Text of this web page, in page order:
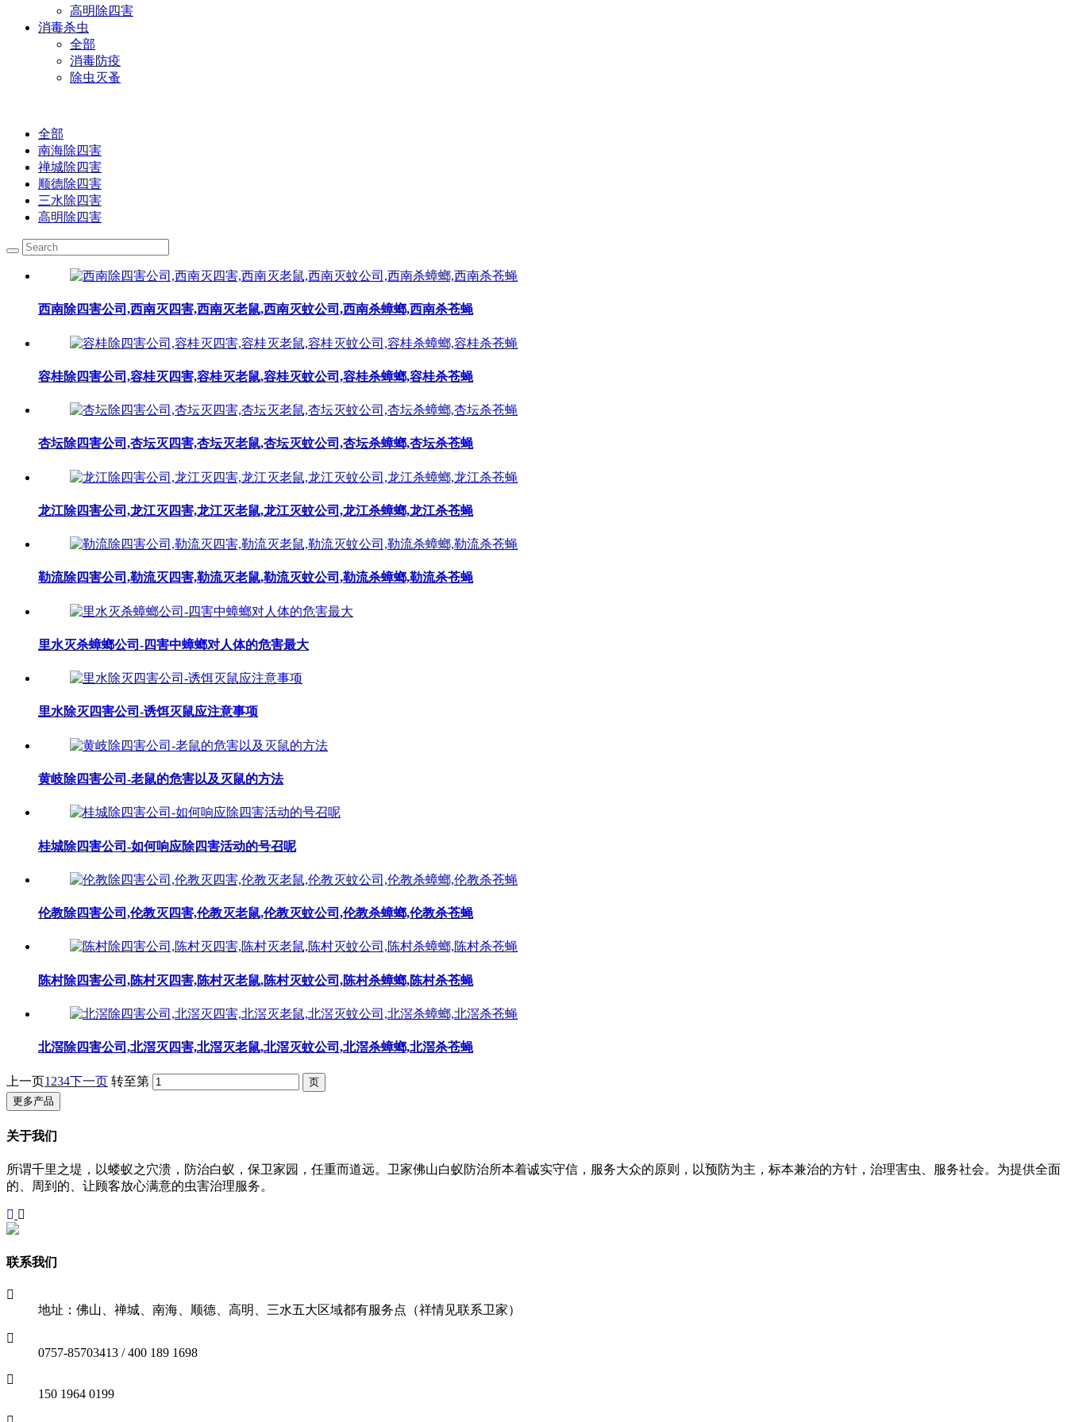
高明除四害
消毒杀虫
全部
消毒防疫
除虫灭蚤
全部
南海除四害
禅城除四害
顺德除四害
三水除四害
高明除四害
西南除四害公司,西南灭四害,西南灭老鼠,西南灭蚊公司,西南杀蟑螂,西南杀苍蝇
容桂除四害公司,容桂灭四害,容桂灭老鼠,容桂灭蚊公司,容桂杀蟑螂,容桂杀苍蝇
杏坛除四害公司,杏坛灭四害,杏坛灭老鼠,杏坛灭蚊公司,杏坛杀蟑螂,杏坛杀苍蝇
龙江除四害公司,龙江灭四害,龙江灭老鼠,龙江灭蚊公司,龙江杀蟑螂,龙江杀苍蝇
勒流除四害公司,勒流灭四害,勒流灭老鼠,勒流灭蚊公司,勒流杀蟑螂,勒流杀苍蝇
里水灭杀蟑螂公司-四害中蟑螂对人体的危害最大
里水除灭四害公司-诱饵灭鼠应注意事项
黄岐除四害公司-老鼠的危害以及灭鼠的方法
桂城除四害公司-如何响应除四害活动的号召呢
伦教除四害公司,伦教灭四害,伦教灭老鼠,伦教灭蚊公司,伦教杀蟑螂,伦教杀苍蝇
陈村除四害公司,陈村灭四害,陈村灭老鼠,陈村灭蚊公司,陈村杀蟑螂,陈村杀苍蝇
北滘除四害公司,北滘灭四害,北滘灭老鼠,北滘灭蚊公司,北滘杀蟑螂,北滘杀苍蝇
上一页1 234下一页 转至第
更多产品
关于我们
所谓千里之堤，以蝼蚁之穴溃，防治白蚁，保卫家园，任重而道远。卫家佛山白蚁防治所本着诚实守信，服务大众的原则，以预防为主，标本兼治的方针，治理害虫、服务社会。为提供全面
的、周到的、让顾客放心满意的虫害治理服务。
联系我们
地址：佛山、禅城、南海、顺德、高明、三水五大区域都有服务点（祥情见联系卫家）
0757-85703413 / 400 189 1698
150 1964 0199